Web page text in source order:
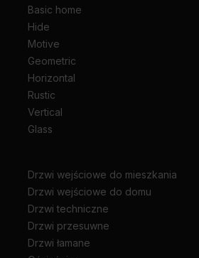
Basic home
Hide
Motive
Geometric
Horizontal
Rustic
Vertical
Glass
Drzwi wejściowe do mieszkania
Drzwi wejściowe do domu
Drzwi techniczne
Drzwi przesuwne
Drzwi łamane